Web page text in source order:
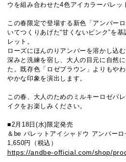
ウを組み合わせた4⾊アイカラーパレッ
この春限定で登場する新⾊「アンバー
いてつくりあげた“⽢くないピンク”を
レット。
ローズにほんのりアンバーを溶かし込
深みと洗練を宿し、⼤⼈の⽬元に⾃然
た。既存⾊「ロゼブラウン」よりもや
やかな印象を演出します。
この春、⼤⼈のためのミルキーロゼパ
イクをお楽しみください。
■2月18日(水)限定発売
＆be パレットアイシャドウ アンバーロ
1,650円（税込）
https://andbe-official.com/shop/